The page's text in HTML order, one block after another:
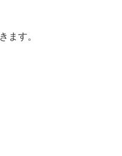
きます。